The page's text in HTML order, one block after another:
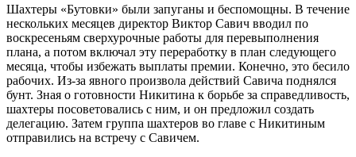
Шахтеры «Бутовки» были запуганы и беспомощны. В течение
нескольких месяцев директор Виктор Савич вводил по
воскресеньям сверхурочные работы для перевыполнения
плана, а потом включал эту переработку в план следующего
месяца, чтобы избежать выплаты премии. Конечно, это бесило
рабочих. Из-за явного произвола действий Савича поднялся
бунт. Зная о готовности Никитина к борьбе за справедливость,
шахтеры посоветовались с ним, и он предложил создать
делегацию. Затем группа шахтеров во главе с Никитиным
отправились на встречу с Савичем.